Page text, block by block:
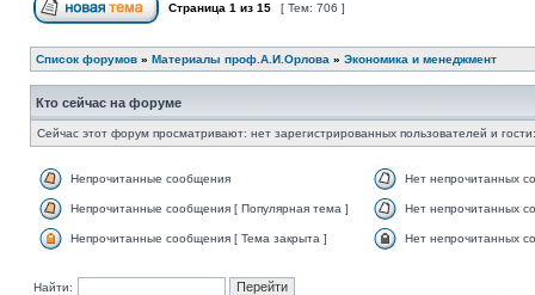
Страница 1 из 15 [ Тем: 706 ]
Список форумов » Материалы проф.А.И.Орлова » Экономика и менеджмент
Кто сейчас на форуме
Сейчас этот форум просматривают: нет зарегистрированных пользователей и
Непрочитанные сообщения Нет непрочитанных
Непрочитанные сообщения [ Популярная тема ] Нет непрочитанных
Непрочитанные сообщения [ Тема закрыта ] Нет непрочитанных
Найти: